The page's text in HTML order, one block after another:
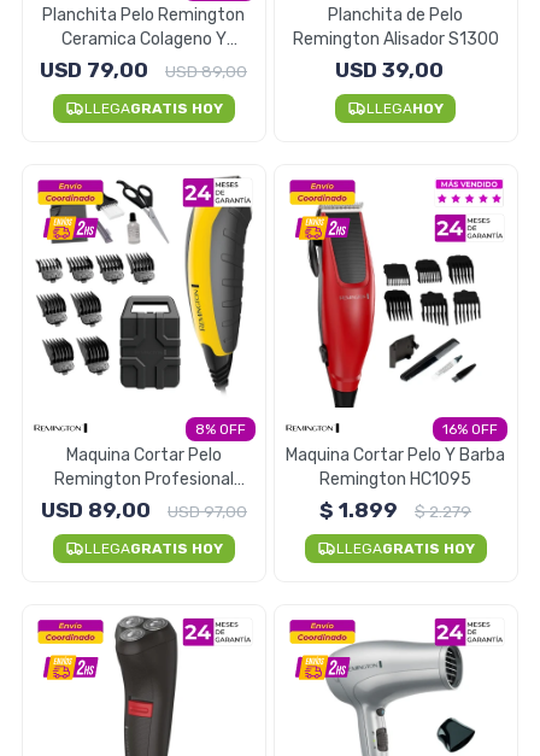
Planchita Pelo Remington
Ceramica Colageno Y
Biotina S31A
USD 79,00 USD89,00
LLEGAGRATIS HOY
Planchita de Pelo
Remington Alisador S1300
USD 39,00
LLEGAHOY
8
Maquina Cortar Pelo
Remington Profesional
Indestructible HC5850
USD 89,00 USD97,00
LLEGAGRATIS HOY
16
Maquina Cortar Pelo Y Barba
Remington HC1095
$ 1.899 $2.279
LLEGAGRATIS HOY
Ropa y Accesorios
Seguridad
Limpieza Profesional